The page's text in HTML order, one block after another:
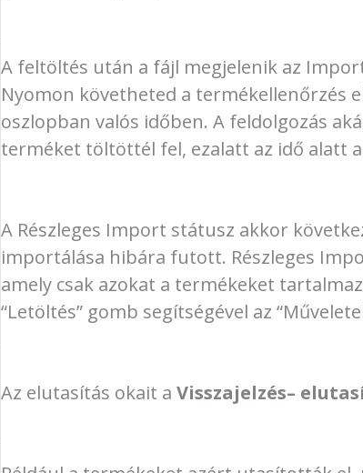
A feltöltés után a fájl megjelenik az
Nyomon követheted a termékellenőrzés
oszlopban valós időben. A feldolgozás
terméket töltöttél fel, ezalatt az idő alatt a
A Részleges Import státusz akkor
importálása hibára futott. Részleges
amely csak azokat a termékeket
“Letöltés” gomb segítségével az
Az elutasítás okait a Visszajelzés–